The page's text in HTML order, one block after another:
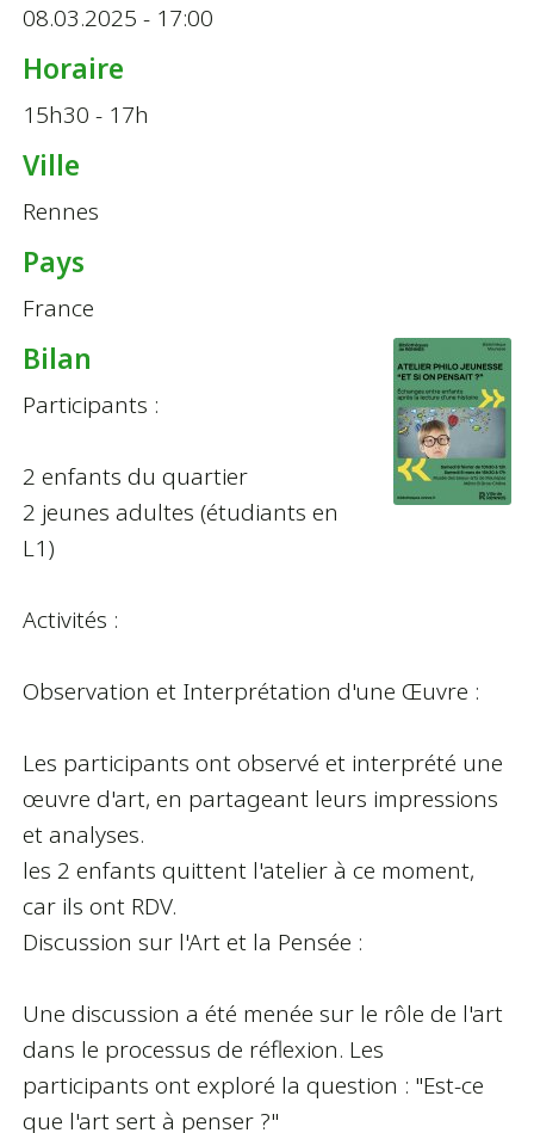
08.03.2025 - 17:00
Horaire
15h30 - 17h
Ville
Rennes
Pays
France
Bilan
Participants :
2 enfants du quartier
2 jeunes adultes (étudiants en
L1)
Activités :
Observation et Interprétation d'une Œuvre :
Les participants ont observé et interprété une
œuvre d'art, en partageant leurs impressions
et analyses.
les 2 enfants quittent l'atelier à ce moment,
car ils ont RDV.
Discussion sur l'Art et la Pensée :
Une discussion a été menée sur le rôle de l'art
dans le processus de réflexion. Les
participants ont exploré la question : "Est-ce
que l'art sert à penser ?"